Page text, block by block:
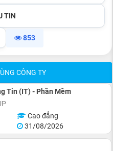
TIN
853
CÔNG TY
Tin (IT) - Phần Mềm
Cao đẳng
31/08/2026